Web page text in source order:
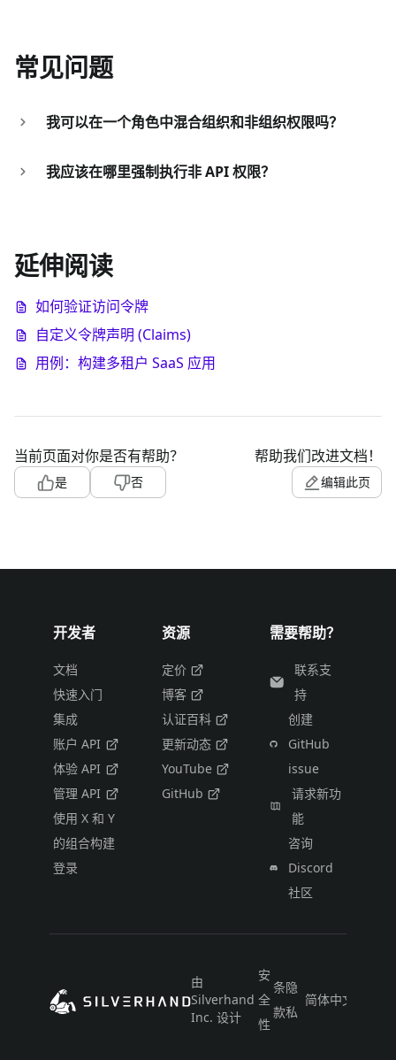
常见问题
我可以在一个角色中混合组织和非组织权限吗？
我应该在哪里强制执行非 API 权限？
延伸阅读
如何验证访问令牌
自定义令牌声明 (Claims)
用例：构建多租户 SaaS 应用
当前页面对你是否有帮助？
是 否
帮助我们改进文档！
编辑此页
开发者
文档
快速入门
集成
账户 API
体验 API
管理 API
使用 X 和 Y
的组合构建
登录
资源
定价
博客
认证百科
更新动态
YouTube
GitHub
需要帮助？
联系支
持
创建
GitHub
issue
请求新功
能
咨询
Discord
社区
由
Silverhand
Inc. 设计
安
全
性
条
款
隐
私
简体中文